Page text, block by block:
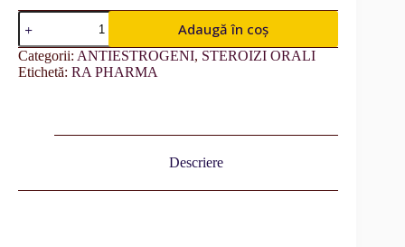
Adaugă în coș
Categorii: ANTIESTROGENI, STEROIZI ORALI
Etichetă: RA PHARMA
Descriere